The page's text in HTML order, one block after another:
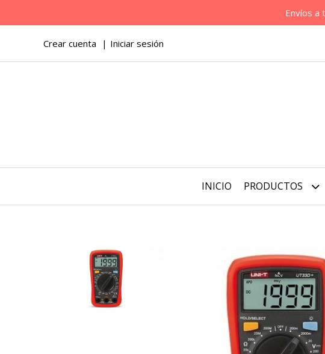
Envíos a
Crear cuenta Iniciar sesión
INICIO PRODUCTOS